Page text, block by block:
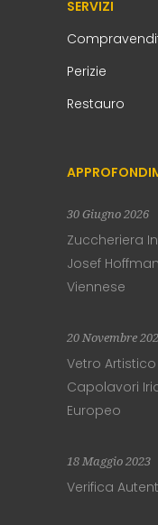
SERVIZI
Perizie
Restauro
30 Giugno 2026
Zuccheriera
Josef
Viennese
20 Novembre
Vetro
Capolavori
Europeo
18 Maggio 2023
Verifica